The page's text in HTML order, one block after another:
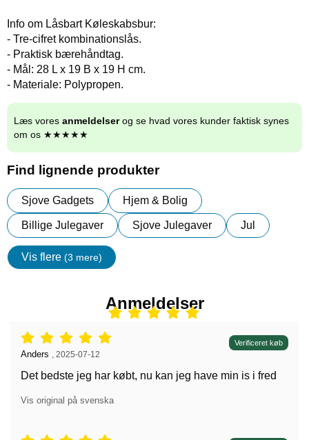
Info om Låsbart Køleskabsbur:
- Tre-cifret kombinationslås.
- Praktisk bærehåndtag.
- Mål: 28 L x 19 B x 19 H cm.
- Materiale: Polypropen.
Læs vores anmeldelserog se hvad vores kunder faktisk synes
om os ★★★★★
Find lignende produkter
Sjove Gadgets Hjem & Bolig
Billige Julegaver Sjove Julegaver Jul
Vis flere (3 mere)
Egenskaper
Anmeldelser
Anmeldelser: 5 stjerne af 5, Verificeret køb
Anmeldelser af:
Anders 2025-07-12
Det bedste jeg har købt, nu kan jeg have min is i fred
Vis original på svenska